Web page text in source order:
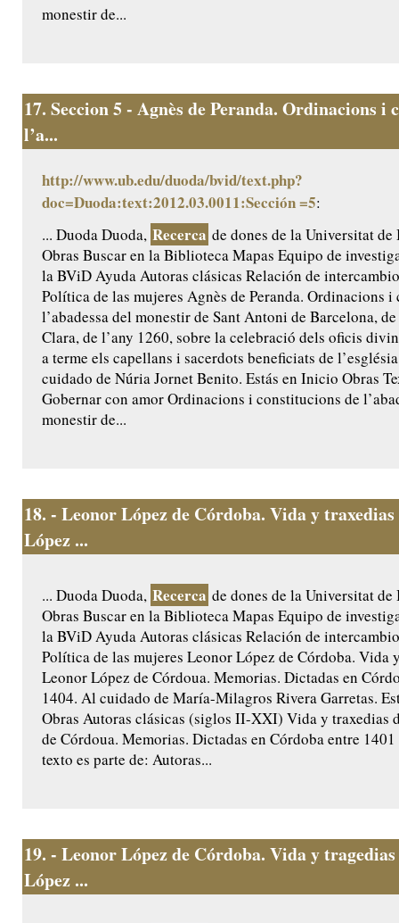
monestir de...
17. Seccion 5 - Agnès de Peranda. Ordinacions i
l’a...
http://www.ub.edu/duoda/bvid/text.php?
doc=Duoda:text:2012.03.0011:Sección =5:
... Duoda Duoda, Recerca de dones de la Universitat
Obras Buscar en la Biblioteca Mapas Equipo de
la BViD Ayuda Autoras clásicas Relación de
Política de las mujeres Agnès de Peranda. Ordinacions
l’abadessa del monestir de Sant Antoni de Barcelona, de
Clara, de l’any 1260, sobre la celebració dels oficis
a terme els capellans i sacerdots beneficiats de
cuidado de Núria Jornet Benito. Estás en Inicio Obras
Gobernar con amor Ordinacions i constitucions de
monestir de...
18. - Leonor López de Córdoba. Vida y
López ...
... Duoda Duoda, Recerca de dones de la Universitat
Obras Buscar en la Biblioteca Mapas Equipo de
la BViD Ayuda Autoras clásicas Relación de
Política de las mujeres Leonor López de Córdoba. Vida
Leonor López de Córdoua. Memorias. Dictadas en
1404. Al cuidado de María-Milagros Rivera Garretas.
Obras Autoras clásicas (siglos II-XXI) Vida y traxedias
de Córdoua. Memorias. Dictadas en Córdoba entre
texto es parte de: Autoras...
19. - Leonor López de Córdoba. Vida y
López ...